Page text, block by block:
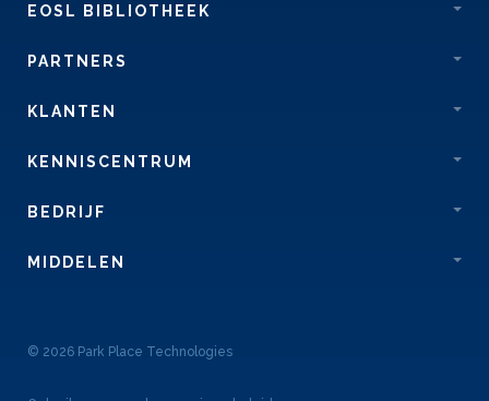
EOSL BIBLIOTHEEK
PARTNERS
KLANTEN
KENNISCENTRUM
BEDRIJF
MIDDELEN
© 2026 Park Place Technologies